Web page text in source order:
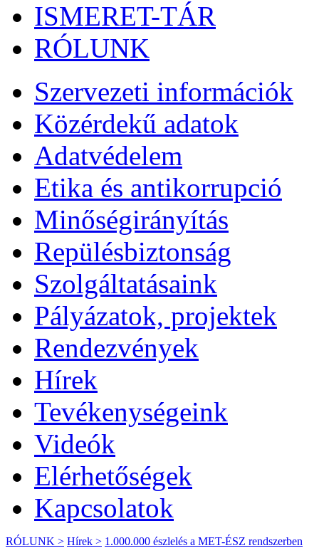
ISMERET-TÁR
RÓLUNK
Szervezeti információk
Közérdekű adatok
Adatvédelem
Etika és antikorrupció
Minőségirányítás
Repülésbiztonság
Szolgáltatásaink
Pályázatok, projektek
Rendezvények
Hírek
Tevékenységeink
Videók
Elérhetőségek
Kapcsolatok
RÓLUNK > Hírek > 1.000.000 észlelés a MET-ÉSZ rendszerben